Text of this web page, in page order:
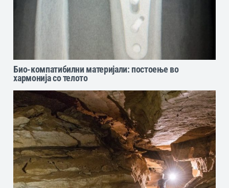
Био-компатибилни материјали: постоење во
хармонија со телото